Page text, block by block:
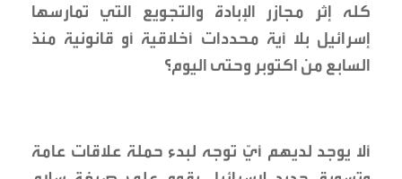
كله إثر مجازر الإبادة والتجويع التي تمارسها
إسرائيل بلا أية محددات أخلاقية أو قانونية منذ
السابع من اكتوبر وحتى اليوم؟
ألا يوجد لديهم أيّ توجه لبدء حملة علاقات عامة